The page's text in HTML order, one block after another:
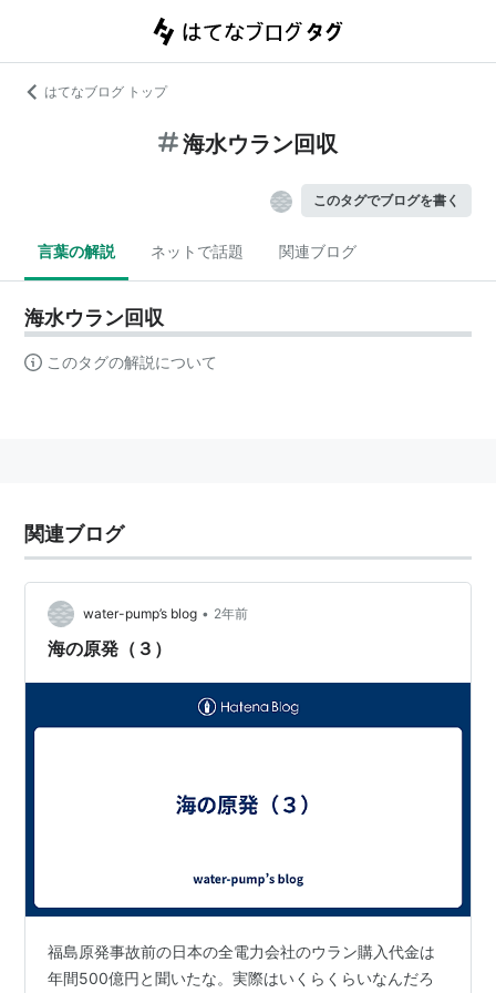
はてなブログ トップ
海水ウラン回収
このタグでブログを書く
言葉の解説 ネットで話題 関連ブログ
海水ウラン回収
このタグの解説について
関連ブログ
water-pump’s blog • 2年前
海の原発（３）
福島原発事故前の日本の全電力会社のウラン購入代金は
年間500億円と聞いたな。実際はいくらくらいなんだろ